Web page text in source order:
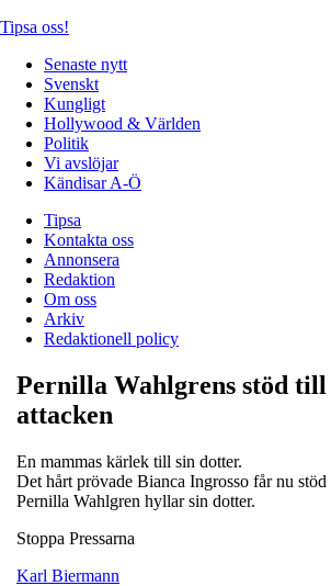
Tipsa oss!
Senaste nytt
Svenskt
Kungligt
Hollywood & Världen
Politik
Vi avslöjar
Kändisar A-Ö
Tipsa
Kontakta oss
Annonsera
Redaktion
Om oss
Arkiv
Redaktionell policy
Pernilla Wahlgrens stöd
attacken
En mammas kärlek till sin dotter.
Det hårt prövade Bianca Ingrosso får nu stöd
Pernilla Wahlgren hyllar sin dotter.
Stoppa Pressarna
Karl Biermann